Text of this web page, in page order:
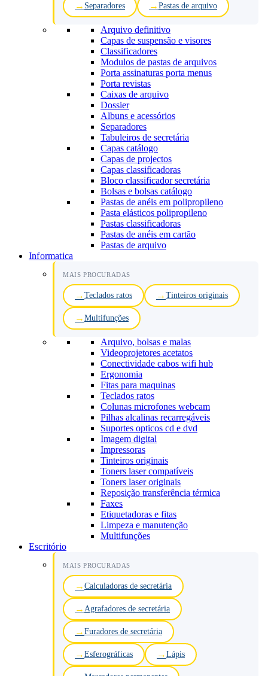
Separadores Pastas de arquivo
Arquivo definitivo
Capas de suspensão e visores
Classificadores
Modulos de pastas de arquivos
Porta assinaturas porta menus
Porta revistas
Caixas de arquivo
Dossier
Albuns e acessórios
Separadores
Tabuleiros de secretária
Capas catálogo
Capas de projectos
Capas classificadoras
Bloco classificador secretária
Bolsas e bolsas catálogo
Pastas de anéis em polipropileno
Pasta elásticos polipropileno
Pastas classificadoras
Pastas de anéis em cartão
Pastas de arquivo
Informatica
MAIS PROCURADAS
Teclados ratos Tinteiros originais
Multifunções
Arquivo, bolsas e malas
Videoprojetores acetatos
Conectividade cabos wifi hub
Ergonomia
Fitas para maquinas
Teclados ratos
Colunas microfones webcam
Pilhas alcalinas recarregáveis
Suportes opticos cd e dvd
Imagem digital
Impressoras
Tinteiros originais
Toners laser compatíveis
Toners laser originais
Reposição transferência térmica
Faxes
Etiquetadoras e fitas
Limpeza e manutenção
Multifunções
Escritório
MAIS PROCURADAS
Calculadoras de secretária
Agrafadores de secretária
Furadores de secretária
Esferográficas Lápis